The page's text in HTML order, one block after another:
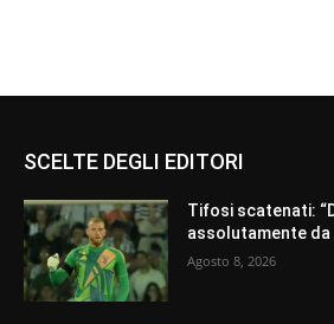
SCELTE DEGLI EDITORI
Tifosi scatenati:
assolutamente da
Agosto 8, 2026